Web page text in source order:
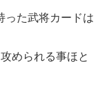
った武将カードは
められる事ほと